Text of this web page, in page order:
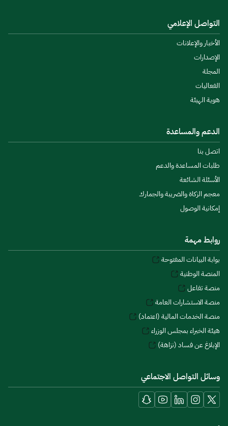
التواصل الإعلامي
الأخبار والإعلانات
الإصدارات
المجلة
الفعاليات
هوية الهيئة
الدعم والمساعدة
اتصل بنا
طلبات المساعدة والدعم
الأسئلة الشائعة
معجم الزكاة والضريبة والجمارك
إمكانية الوصول
روابط مهمة
بوابة البيانات المفتوحة
المنصة الوطنية
منصة تفاعل
منصة الاستشارات العامة
منصة الخدمات المالية (اعتماد)
هيئة الخبراء بمجلس الوزراء
الإبلاغ عن فساد (نزاهة)
وسائل التواصل الاجتماعي